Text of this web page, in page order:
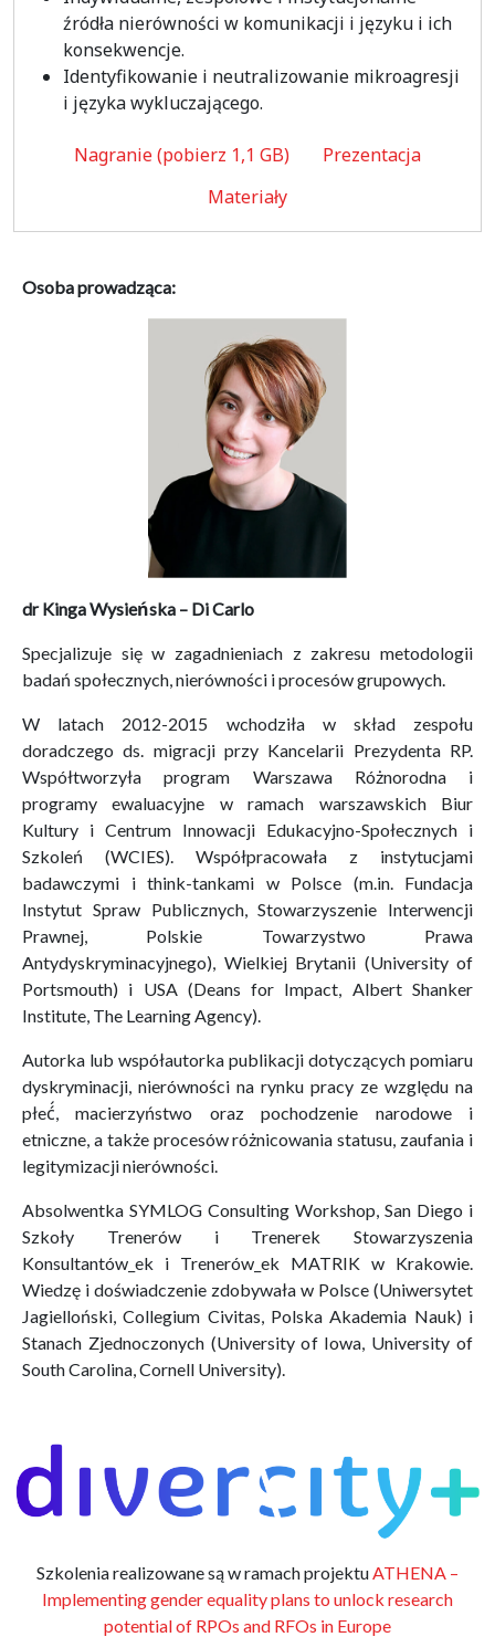
źródła nierówności w komunikacji i języku i ich
konsekwencje.
Identyfikowanie i neutralizowanie mikroagresji
i języka wykluczającego.
Nagranie (pobierz 1,1 GB)
Prezentacja
Materiały
Osoba prowadząca:
dr Kinga Wysieńska – Di Carlo
Specjalizuje się w zagadnieniach z zakresu metodologii
badań społecznych, nierówności i procesów grupowych.
W latach 2012-2015 wchodziła w skład zespołu
doradczego ds. migracji przy Kancelarii Prezydenta RP.
Współtworzyła program Warszawa Różnorodna i
programy ewaluacyjne w ramach warszawskich Biur
Kultury i Centrum Innowacji Edukacyjno-Społecznych i
Szkoleń (WCIES). Współpracowała z instytucjami
badawczymi i think-tankami w Polsce (m.in. Fundacja
Instytut Spraw Publicznych, Stowarzyszenie Interwencji
Prawnej, Polskie Towarzystwo Prawa
Antydyskryminacyjnego), Wielkiej Brytanii (University of
Portsmouth) i USA (Deans for Impact, Albert Shanker
Institute, The Learning Agency).
Autorka lub współautorka publikacji dotyczących pomiaru
dyskryminacji, nierówności na rynku pracy ze względu na
płeć́, macierzyństwo oraz pochodzenie narodowe i
etniczne, a także procesów różnicowania statusu, zaufania i
legitymizacji nierówności.
Absolwentka SYMLOG Consulting Workshop, San Diego i
Szkoły Trenerów i Trenerek Stowarzyszenia
Konsultantów_ek i Trenerów_ek MATRIK w Krakowie.
Wiedzę i doświadczenie zdobywała w Polsce (Uniwersytet
Jagielloński, Collegium Civitas, Polska Akademia Nauk) i
Stanach Zjednoczonych (University of Iowa, University of
South Carolina, Cornell University).
Szkolenia realizowane są w ramach projektu ATHENA –
Implementing gender equality plans to unlock research
potential of RPOs and RFOs in Europe